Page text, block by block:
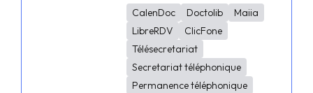
CalenDoc Doctolib
Maiia
LibreRDV
ClicFone
Télésecretariat
Secretariat téléphonique
Permanence téléphonique